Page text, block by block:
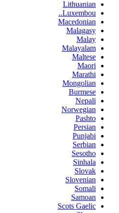
Lithuanian
Luxembou..
Macedonian
Malagasy
Malay
Malayalam
Maltese
Maori
Marathi
Mongolian
Burmese
Nepali
Norwegian
Pashto
Persian
Punjabi
Serbian
Sesotho
Sinhala
Slovak
Slovenian
Somali
Samoan
Scots Gaelic